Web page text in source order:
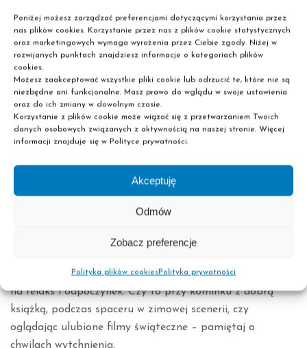
Poniżej możesz zarządzać preferencjami dotyczącymi korzystania przez
nas plików cookies. Korzystanie przez nas z plików cookie statystycznych
oraz marketingowych wymaga wyrażenia przez Ciebie zgody. Niżej w
rozwijanych punktach znajdziesz informacje o kategoriach plików
cookies.
Możesz zaakceptować wszystkie pliki cookie lub odrzucić te, które nie są
niezbędne ani funkcjonalne. Masz prawo do wglądu w swoje ustawienia
oraz do ich zmiany w dowolnym czasie.
Korzystanie z plików cookie może wiązać się z przetwarzaniem Twoich
danych osobowych związanych z aktywnością na naszej stronie. Więcej
informacji znajduje się w Polityce prywatności.
Akceptuję
Odmów
Zobacz preferencje
Polityka plików cookiesPolityka prywatności
ubieranie choinki, pieczenie ciasteczek czy śpiewanie
kolęd, daje poczucie ciągłości i wspólnoty. To doskonały
czas na przypomnienie sobie dawnych zwyczajów oraz
wprowadzenie nowych, które będą kontynuowane przez
kolejne lata.
DOBROCZYNNOŚĆ
Święta to również czas dzielenia się z innymi. Pomyśl o
poprzez darowizny, wolontariat, czy drobne gesty
dobroci. Dzielenie się radością świąt z innymi przynosi
wiele satysfakcji i wzbogaca nasze doświadczenia.
CZAS NA RELAKS
Święta mogą być intensywne, dlatego warto znaleźć czas
na relaks i odpoczynek. Czy to przy kominku z dobrą
książką, podczas spaceru w zimowej scenerii, czy
oglądając ulubione filmy świąteczne – pamiętaj o
chwilach wytchnienia.